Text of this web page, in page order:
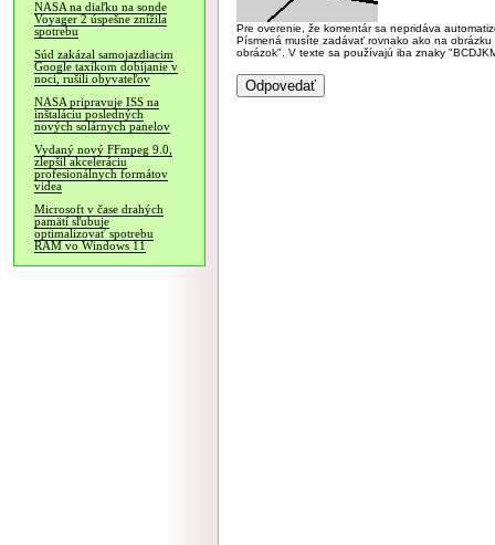
NASA na diaľku na sonde
Voyager 2 úspešne znížila
spotrebu
Súd zakázal samojazdiacim
Google taxíkom dobíjanie v
noci, rušili obyvateľov
NASA pripravuje ISS na
inštaláciu posledných
nových solárnych panelov
Vydaný nový FFmpeg 9.0,
zlepšil akceleráciu
profesionálnych formátov
videa
Microsoft v čase drahých
pamätí sľubuje
optimalizovať spotrebu
RAM vo Windows 11
Pre overenie, že komentár sa nepridáva
Písmená musíte zadávať rovnako ako na
obrázok". V texte sa používajú iba znaky